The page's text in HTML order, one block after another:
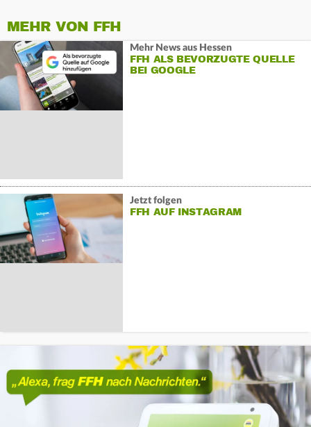
MEHR VON FFH
Mehr News aus Hessen
FFH ALS BEVORZUGTE QUELLE
BEI GOOGLE
Jetzt folgen
FFH AUF INSTAGRAM